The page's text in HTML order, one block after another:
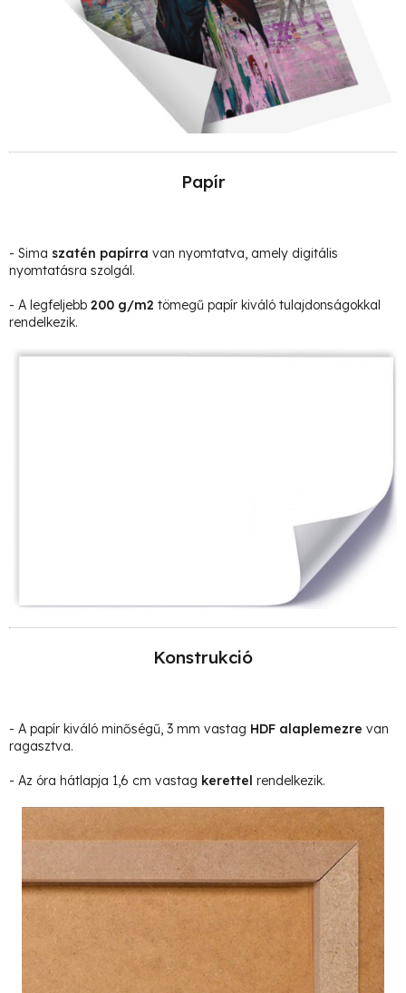
Papír
- Sima szatén papírra van nyomtatva, amely digitális
nyomtatásra szolgál.
- A legfeljebb 200 g/m2 tömegű papír kiváló tulajdonságokkal
rendelkezik.
Konstrukció
- A papír kiváló minőségű, 3 mm vastag HDF alaplemezre van
ragasztva.
- Az óra hátlapja 1,6 cm vastag kerettel rendelkezik.